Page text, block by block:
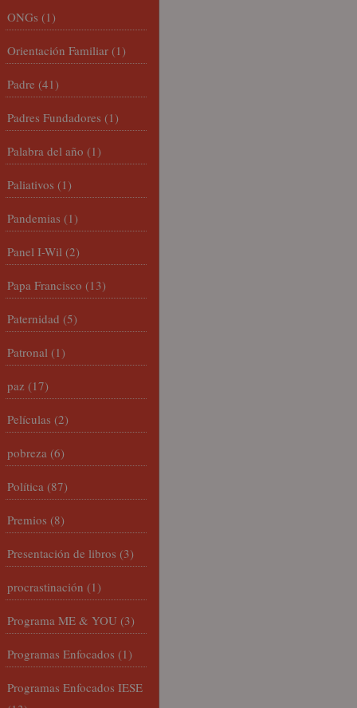
ONGs (1)
Orientación Familiar (1)
Padre (41)
Padres Fundadores (1)
Palabra del año (1)
Paliativos (1)
Pandemias (1)
Panel I-Wil (2)
Papa Francisco (13)
Paternidad (5)
Patronal (1)
paz (17)
Películas (2)
pobreza (6)
Política (87)
Premios (8)
Presentación de libros (3)
procrastinación (1)
Programa ME & YOU (3)
Programas Enfocados (1)
Programas Enfocados IESE